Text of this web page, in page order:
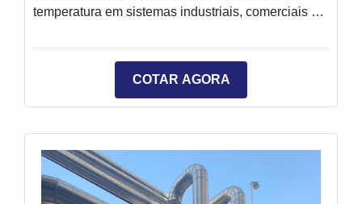
temperatura em sistemas industriais, comerciais e
eficiência energética, a segurança operacionale o
adequados, como lã de rocha, lã de vidro, espuma
COTAR AGORA